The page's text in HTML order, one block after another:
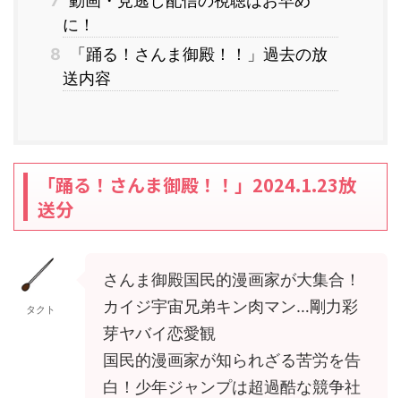
に！
8
「踊る！さんま御殿！！」過去の放
送内容
「踊る！さんま御殿！！」2024.1.23放
送分
タクト
さんま御殿国民的漫画家が大集合！
カイジ宇宙兄弟キン肉マン…剛力彩
芽ヤバイ恋愛観
国民的漫画家が知られざる苦労を告
白！少年ジャンプは超過酷な競争社